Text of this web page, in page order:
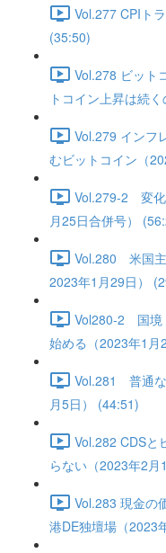
Vol.277 CPIト
(35:50)
Vol.278 ビット
トコイン上昇は続
Vol.279 インフ
むビットコイン（
Vol.279-2 変化
月25日合併号）
Vol.280 米国主
2023年1月29日）
Vol280-2 国境
始める（2023年1月
Vol.281 普通な
月5日） (44:51)
Vol.282 CDSと
らない（2023年2
Vol.283 現金の
港DE独壇場（2023